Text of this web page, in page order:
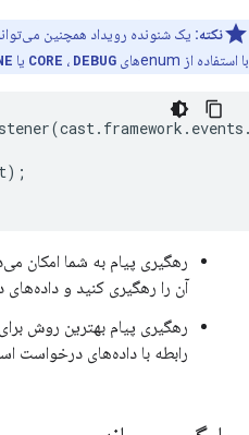
نکته: یک شنونده رویداد همچنین
با استفاده از enumهای
CORE ، DEBUG یا
(cast. framework . events
);
رهگیری پیام به شما امکان
آن را رهگیری کنید و
رهگیری پیام بهترین روش
رابطه با داده‌های درخواست